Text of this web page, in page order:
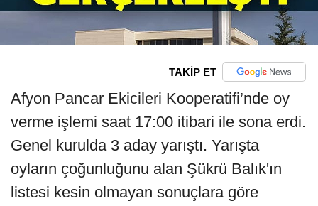
TAKİP ET
Afyon Pancar Ekicileri Kooperatifi’nde oy
verme işlemi saat 17:00 itibari ile sona erdi.
Genel kurulda 3 aday yarıştı. Yarışta
oyların çoğunluğunu alan Şükrü Balık'ın
listesi kesin olmayan sonuçlara göre